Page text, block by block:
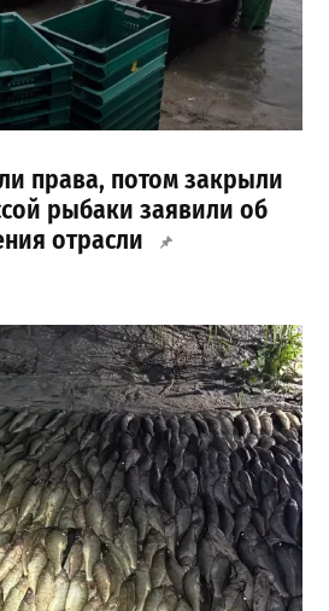
права, потом закрыли
рыбаки заявили об
отрасли